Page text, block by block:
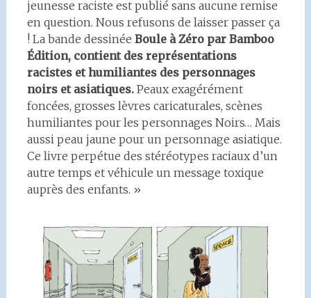
jeunesse raciste est publié sans aucune remise
en question. Nous refusons de laisser passer ça
! La bande dessinée Boule à Zéro par Bamboo
Édition, contient des représentations
racistes et humiliantes des personnages
noirs et asiatiques. Peaux exagérément
foncées, grosses lèvres caricaturales, scènes
humiliantes pour les personnages Noirs… Mais
aussi peau jaune pour un personnage asiatique.
Ce livre perpétue des stéréotypes raciaux d’un
autre temps et véhicule un message toxique
auprès des enfants. »